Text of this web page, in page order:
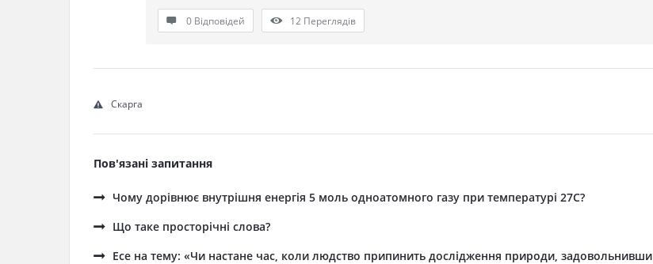
0 Відповідей 12 Переглядів
Скарга
Пов'язані запитання
Чому дорівнює внутрішня енергія 5 моль одноатомного газу при температурі 27C?
Що таке просторічні слова?
Есе на тему: «Чи настане час, коли людство припинить дослідження природи, задовольнивши